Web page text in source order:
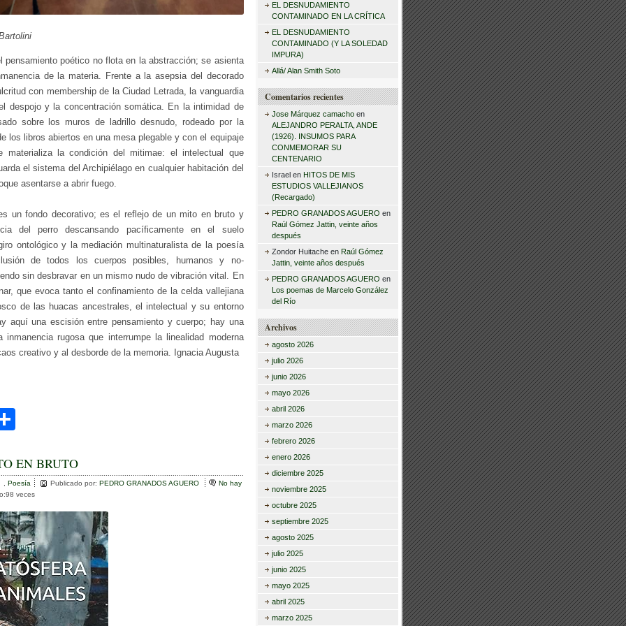
pensamiento poético no flota en la abstracción; se asienta
de la materia. Frente a la asepsia del decorado
con membership de la Ciudad Letrada, la vanguardia
despojo y la concentración somática. En la intimidad de
sobre los muros de ladrillo desnudo, rodeado por la
los libros abiertos en una mesa plegable y con el equipaje
materializa la condición del mitimae: el intelectual que
el sistema del Archipiélago en cualquier habitación del
asentarse a abrir fuego.
un fondo decorativo; es el reflejo de un mito en bruto y
del perro descansando pacíficamente en el suelo
ontológico y la mediación multinaturalista de la poesía
de todos los cuerpos posibles, humanos y no-
sin desbravar en un mismo nudo de vibración vital. En
que evoca tanto el confinamiento de la celda vallejiana
de las huacas ancestrales, el intelectual y su entorno
aquí una escisión entre pensamiento y cuerpo; hay una
inmanencia rugosa que interrumpe la linealidad moderna
creativo y al desborde de la memoria. Ignacia Augusta
m
p
ar
tir
EN BRUTO
Poesía Publicado por: PEDRO GRANADOS AGUERO
No hay
veces
r
EL DESNUDAMIENTO
CONTAMINADO EN LA CRÍTICA
EL DESNUDAMIENTO
CONTAMINADO (Y LA SOLEDAD
IMPURA)
Allá/ Alan Smith Soto
Comentarios recientes
Jose Márquez camachoen
ALEJANDRO PERALTA, ANDE
(1926). INSUMOS PARA
CONMEMORAR SU
CENTENARIO
Israelen HITOS DE MIS
ESTUDIOS VALLEJIANOS
(Recargado)
PEDRO GRANADOS AGUERO en
Raúl Gómez Jattin, veinte años
después
Zondor Huitacheen Raúl Gómez
Jattin, veinte años después
PEDRO GRANADOS AGUERO en
Los poemas de Marcelo González
del Río
Archivos
agosto 2026
julio 2026
junio 2026
mayo 2026
abril 2026
marzo 2026
febrero 2026
enero 2026
diciembre 2025
noviembre 2025
octubre 2025
septiembre 2025
agosto 2025
julio 2025
junio 2025
mayo 2025
abril 2025
marzo 2025